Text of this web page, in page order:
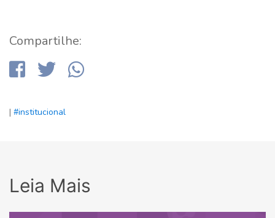
Compartilhe:
| #institucional
Leia Mais